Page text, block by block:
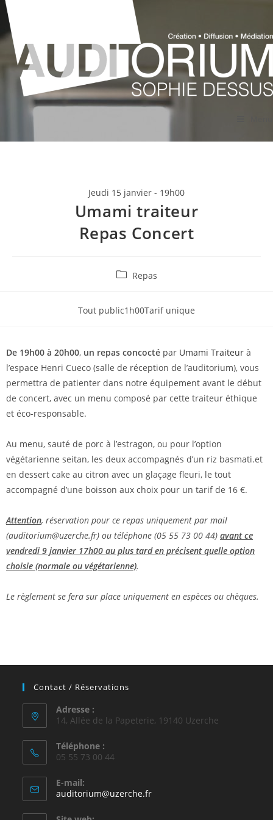
Jeudi 15 janvier - 19h00
Umami traiteur
Repas Concert
Repas
Tout public1h00Tarif unique
De 19h00 à 20h00, un repas concocté par Umami Traiteur à
l’espace Henri Cueco (salle de réception de l’auditorium), vous
permettra de patienter dans notre équipement avant le début
de concert, avec un menu composé par cette traiteur éthique
et éco-responsable.
Au menu, sauté de porc à l’estragon, ou pour l’option
végétarienne seitan, les deux accompagnés d’un riz basmati.et
en dessert cake au citron avec un glaçage fleuri, le tout
accompagné d’une boisson aux choix pour un tarif de 16 €.
Attention, réservation pour ce repas uniquement par mail
(auditorium@uzerche.fr) ou téléphone (05 55 73 00 44) avant ce
vendredi 9 janvier 17h00 au plus tard en précisent quelle option
choisie (normale ou végétarienne).
Le règlement se fera sur place uniquement en espèces ou chèques.
Contact / Réservations
Adresse :
14, Allée de la Papeterie, 19140 Uzerche
Téléphone :
05 55 73 00 44
E-mail:
auditorium@uzerche.fr